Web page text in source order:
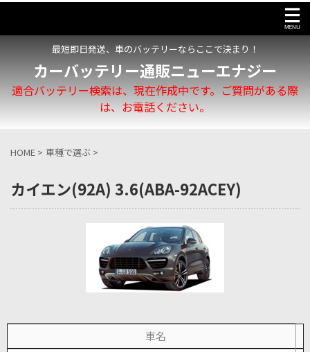
最短即日発送、車のバッテリーならここで決まり！
カーバッテリー通販ニューエナジー
適合バッテリー検索は、現在作成中です。ご質問がある際
は、お電話ください。
HOME > 車種で選ぶ >
カイエン(92A) 3.6(ABA-92ACEY)
車名